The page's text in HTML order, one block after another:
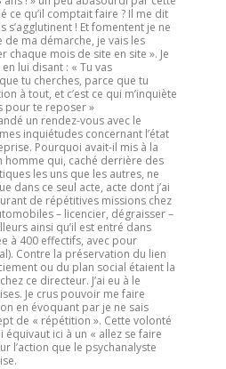
ce qu’il comptait faire ? Il me dit
s’agglutinent ! Et fomentent je ne
ma démarche, je vais les
chaque mois de site en site ». Je
lui disant : « Tu vas
tu cherches, parce que tu
à tout, et c’est ce qui m’inquiète
pour te reposer »
un rendez-vous avec le
inquiétudes concernant l’état
Pourquoi avait-il mis à la
homme qui, caché derrière des
les uns que les autres, ne
dans ce seul acte, acte dont j’ai
de répétitives missions chez
– licencier, dégraisser –
ainsi qu’il est entré dans
à 400 effectifs, avec pour
Contre la préservation du lien
ou du plan social étaient la
ce directeur. J’ai eu à le
Je crus pouvoir me faire
en évoquant par je ne sais
de « répétition ». Cette volonté
ici à un « allez se faire
l’action que le psychanalyste